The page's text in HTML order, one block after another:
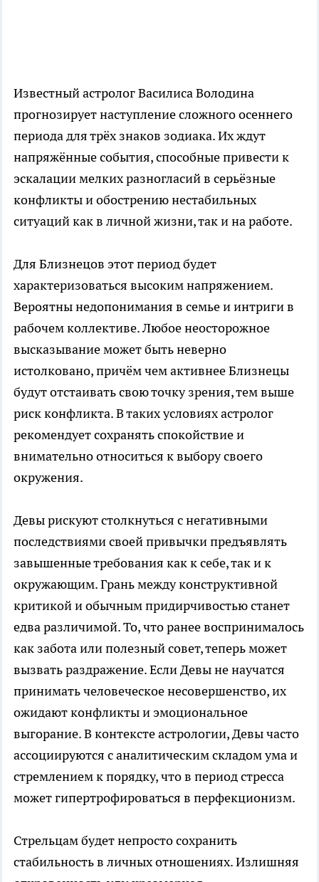
Известный астролог Василиса Володина
прогнозирует наступление сложного осеннего
периода для трёх знаков зодиака. Их ждут
напряжённые события, способные привести к
эскалации мелких разногласий в серьёзные
конфликты и обострению нестабильных
ситуаций как в личной жизни, так и на работе.
Для Близнецов этот период будет
характеризоваться высоким напряжением.
Вероятны недопонимания в семье и интриги в
рабочем коллективе. Любое неосторожное
высказывание может быть неверно
истолковано, причём чем активнее Близнецы
будут отстаивать свою точку зрения, тем выше
риск конфликта. В таких условиях астролог
рекомендует сохранять спокойствие и
внимательно относиться к выбору своего
окружения.
Девы рискуют столкнуться с негативными
последствиями своей привычки предъявлять
завышенные требования как к себе, так и к
окружающим. Грань между конструктивной
критикой и обычным придирчивостью станет
едва различимой. То, что ранее воспринималось
как забота или полезный совет, теперь может
вызвать раздражение. Если Девы не научатся
принимать человеческое несовершенство, их
ожидают конфликты и эмоциональное
выгорание. В контексте астрологии, Девы часто
ассоциируются с аналитическим складом ума и
стремлением к порядку, что в период стресса
может гипертрофироваться в перфекционизм.
Стрельцам будет непросто сохранить
стабильность в личных отношениях. Излишняя